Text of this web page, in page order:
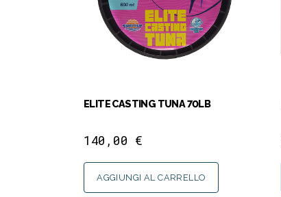
ELITE CASTING TUNA 70LB
140,00 €
AGGIUNGI AL CARRELLO